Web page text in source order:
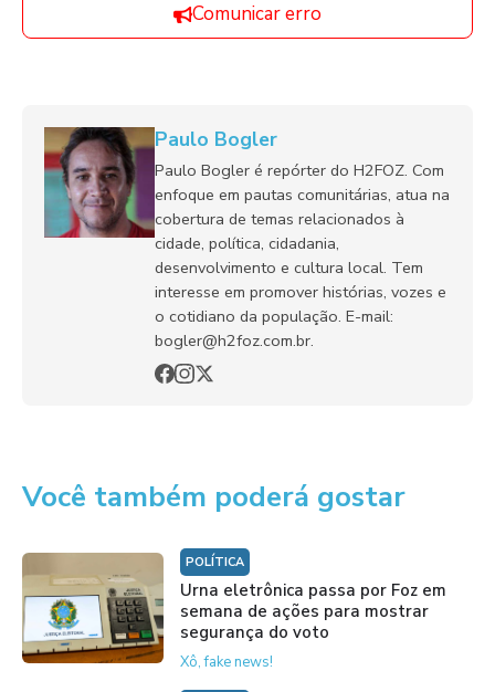
Comunicar erro
Paulo Bogler
Paulo Bogler é repórter do H2FOZ. Com
enfoque em pautas comunitárias, atua na
cobertura de temas relacionados à
cidade, política, cidadania,
desenvolvimento e cultura local. Tem
interesse em promover histórias, vozes e
o cotidiano da população. E-mail:
bogler@h2foz.com.br.
Você também poderá gostar
POLÍTICA
Urna eletrônica passa por Foz em
semana de ações para mostrar
segurança do voto
Xô, fake news!